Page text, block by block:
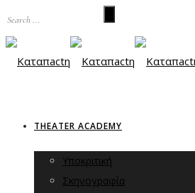
THEATER ACADEMY
Υποκριτική
Σκηνογραφία